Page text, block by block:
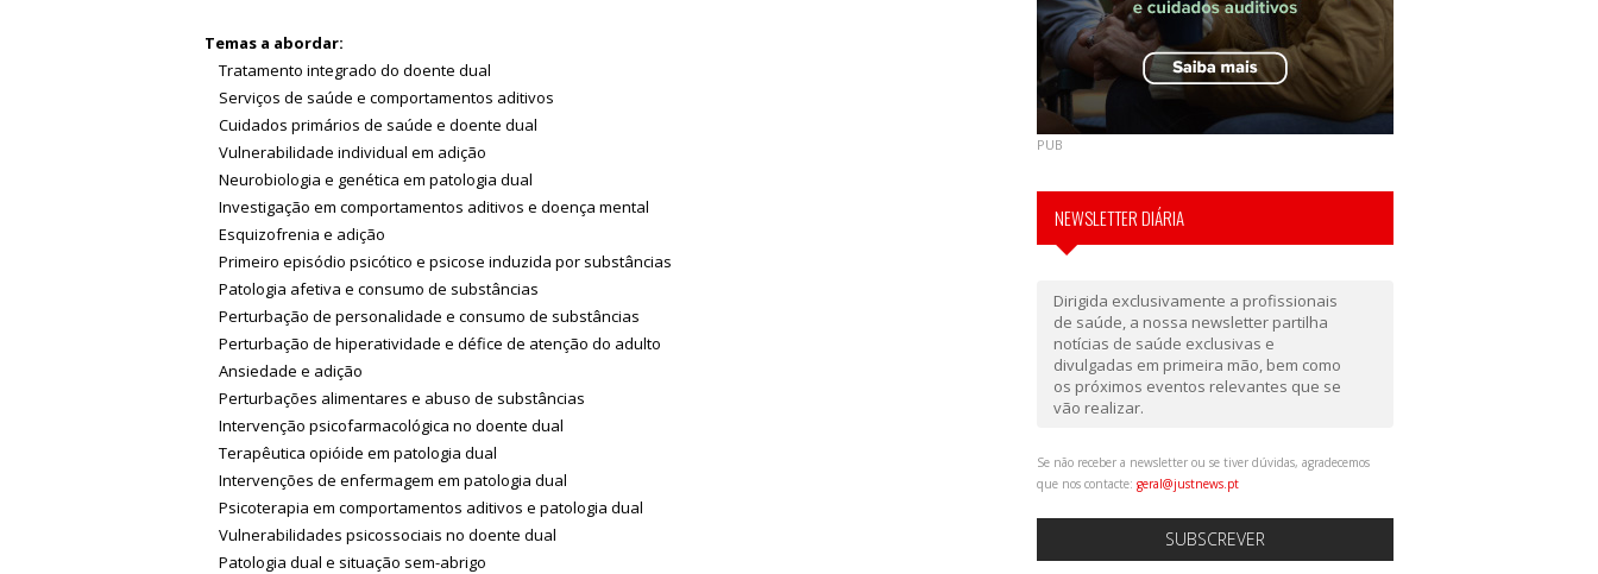
Temas a abordar:
Tratamento integrado do doente dual
Serviços de saúde e comportamentos aditivos
Cuidados primários de saúde e doente dual
Vulnerabilidade individual em adição
Neurobiologia e genética em patologia dual
Investigação em comportamentos aditivos e doença mental
Esquizofrenia e adição
Primeiro episódio psicótico e psicose induzida por substâncias
Patologia afetiva e consumo de substâncias
Perturbação de personalidade e consumo de substâncias
Perturbação de hiperatividade e défice de atenção do adulto
Ansiedade e adição
Perturbações alimentares e abuso de substâncias
Intervenção psicofarmacológica no doente dual
Terapêutica opióide em patologia dual
Intervenções de enfermagem em patologia dual
Psicoterapia em comportamentos aditivos e patologia dual
Vulnerabilidades psicossociais no doente dual
Patologia dual e situação sem-abrigo
PUB
NEWSLETTER DIÁRIA
Dirigida exclusivamente a profissionais
de saúde, a nossa newsletter partilha
notícias de saúde exclusivas e
divulgadas em primeira mão, bem como
os próximos eventos relevantes que se
vão realizar.
Se não receber a newsletter ou se tiver dúvidas, agradecemos
que nos contacte: geral@justnews.pt
SUBSCREVER